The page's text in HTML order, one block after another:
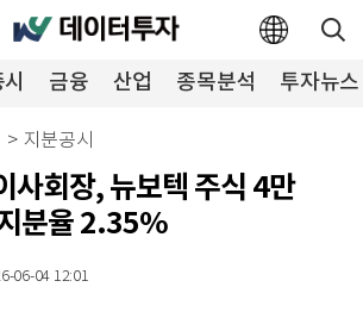
금융 산업 종목분석 투자뉴스
> 지분공시
사회장, 뉴보텍 주식 4만
분율 2.35%
06-04 12:01